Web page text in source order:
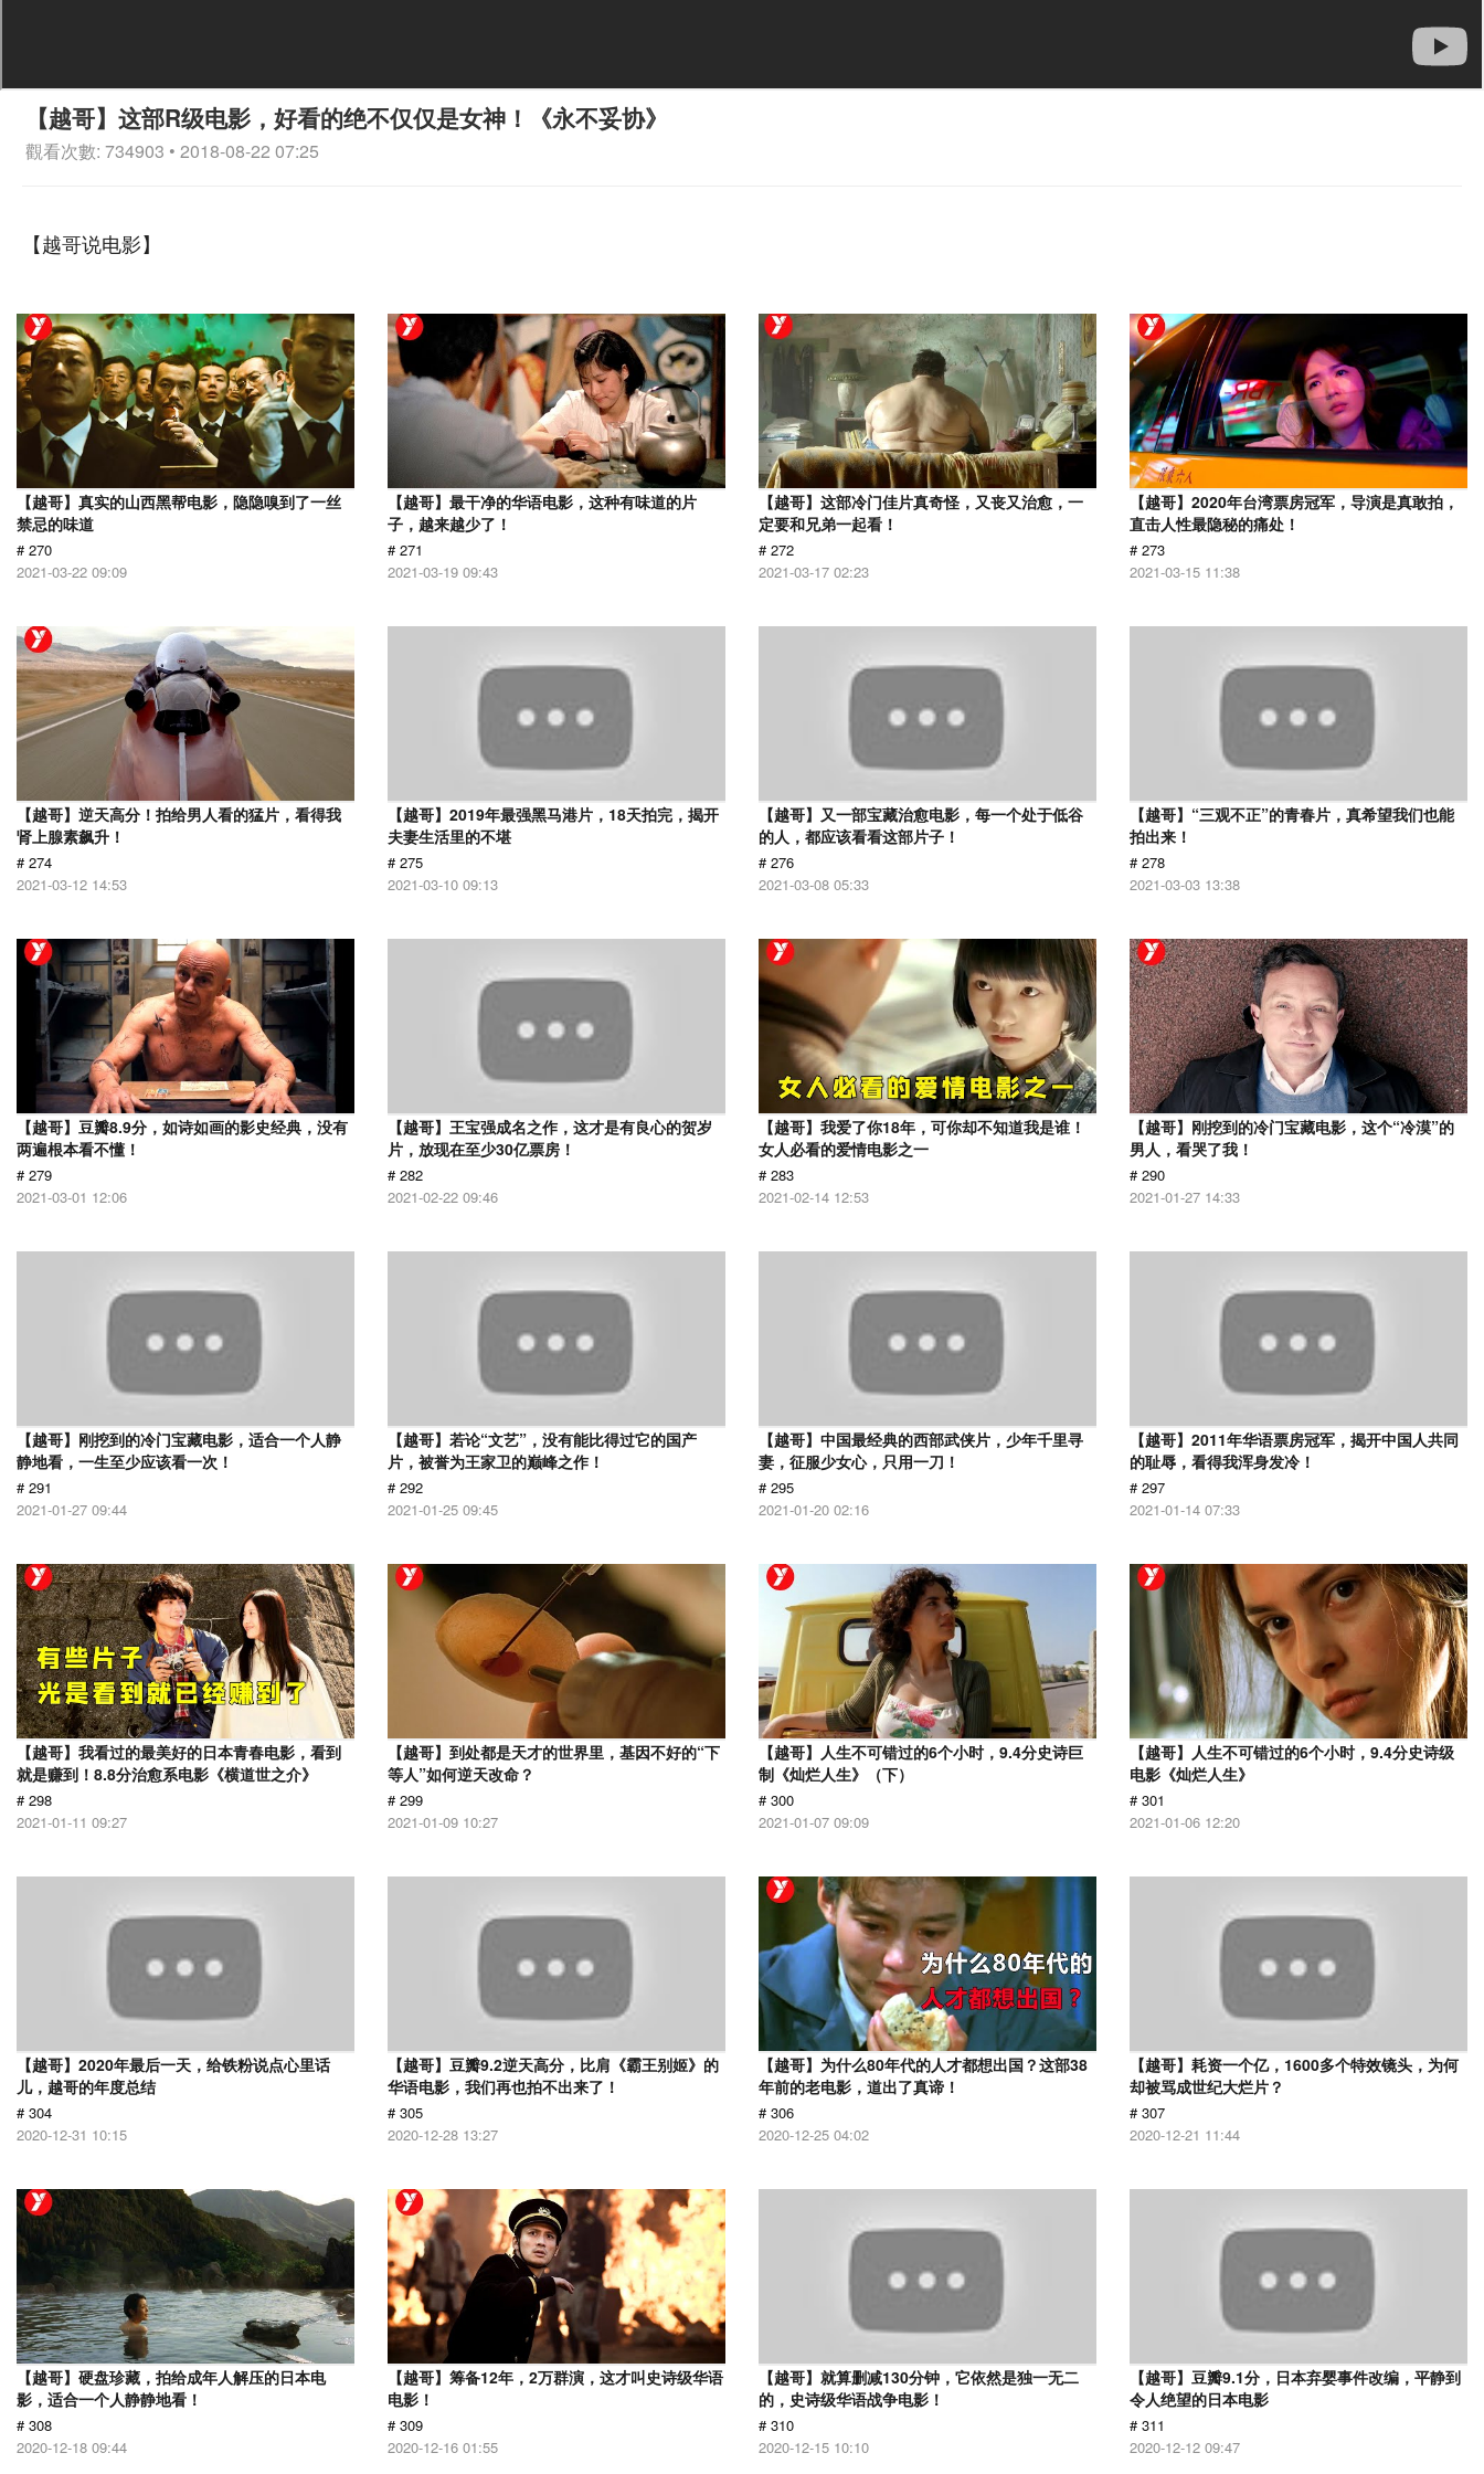
【越哥】这部R级电影，好看的绝不仅仅是女神！《永不妥协》
觀看次數: 734903 • 2018-08-22 07:25
【越哥说电影】
【越哥】真实的山西黑帮电影，隐隐嗅到了一丝
禁忌的味道
# 270
2021-03-22 09:09
【越哥】最干净的华语电影，这种有味道的片
子，越来越少了！
# 271
2021-03-19 09:43
【越哥】这部冷门佳片真奇怪，又丧又治愈，一
定要和兄弟一起看！
# 272
2021-03-17 02:23
【越哥】2020年台湾票房冠军，导演是真敢拍，
直击人性最隐秘的痛处！
# 273
2021-03-15 11:38
【越哥】逆天高分！拍给男人看的猛片，看得我
肾上腺素飙升！
# 274
2021-03-12 14:53
【越哥】2019年最强黑马港片，18天拍完，揭开
夫妻生活里的不堪
# 275
2021-03-10 09:13
【越哥】又一部宝藏治愈电影，每一个处于低谷
的人，都应该看看这部片子！
# 276
2021-03-08 05:33
【越哥】“三观不正”的青春片，真希望我们也能
拍出来！
# 278
2021-03-03 13:38
【越哥】豆瓣8.9分，如诗如画的影史经典，没有
两遍根本看不懂！
# 279
2021-03-01 12:06
【越哥】王宝强成名之作，这才是有良心的贺岁
片，放现在至少30亿票房！
# 282
2021-02-22 09:46
【越哥】我爱了你18年，可你却不知道我是谁！
女人必看的爱情电影之一
# 283
2021-02-14 12:53
【越哥】刚挖到的冷门宝藏电影，这个“冷漠”的
男人，看哭了我！
# 290
2021-01-27 14:33
【越哥】刚挖到的冷门宝藏电影，适合一个人静
静地看，一生至少应该看一次！
# 291
2021-01-27 09:44
【越哥】若论“文艺”，没有能比得过它的国产
片，被誉为王家卫的巅峰之作！
# 292
2021-01-25 09:45
【越哥】中国最经典的西部武侠片，少年千里寻
妻，征服少女心，只用一刀！
# 295
2021-01-20 02:16
【越哥】2011年华语票房冠军，揭开中国人共同
的耻辱，看得我浑身发冷！
# 297
2021-01-14 07:33
【越哥】我看过的最美好的日本青春电影，看到
就是赚到！8.8分治愈系电影《横道世之介》
# 298
2021-01-11 09:27
【越哥】到处都是天才的世界里，基因不好的“下
等人”如何逆天改命？
# 299
2021-01-09 10:27
【越哥】人生不可错过的6个小时，9.4分史诗巨
制《灿烂人生》（下）
# 300
2021-01-07 09:09
【越哥】人生不可错过的6个小时，9.4分史诗级
电影《灿烂人生》
# 301
2021-01-06 12:20
【越哥】2020年最后一天，给铁粉说点心里话
儿，越哥的年度总结
# 304
2020-12-31 10:15
【越哥】豆瓣9.2逆天高分，比肩《霸王别姬》的
华语电影，我们再也拍不出来了！
# 305
2020-12-28 13:27
【越哥】为什么80年代的人才都想出国？这部38
年前的老电影，道出了真谛！
# 306
2020-12-25 04:02
【越哥】耗资一个亿，1600多个特效镜头，为何
却被骂成世纪大烂片？
# 307
2020-12-21 11:44
【越哥】硬盘珍藏，拍给成年人解压的日本电
影，适合一个人静静地看！
# 308
2020-12-18 09:44
【越哥】筹备12年，2万群演，这才叫史诗级华语
电影！
# 309
2020-12-16 01:55
【越哥】就算删减130分钟，它依然是独一无二
的，史诗级华语战争电影！
# 310
2020-12-15 10:10
【越哥】豆瓣9.1分，日本弃婴事件改编，平静到
令人绝望的日本电影
# 311
2020-12-12 09:47